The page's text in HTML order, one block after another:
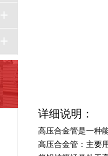
详细说明：
高压合金管是一种
高压合金管：主要